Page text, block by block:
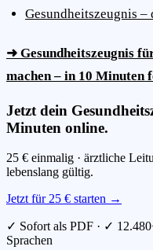
Gesundheitszeugnis
➜ Gesundheitszeugnis
machen – in 10 Minuten
Jetzt dein
Minuten online.
25 € einmalig · ärztliche
lebenslang gültig.
Jetzt für 25 € starten →
✓ Sofort als PDF · ✓
Sprachen